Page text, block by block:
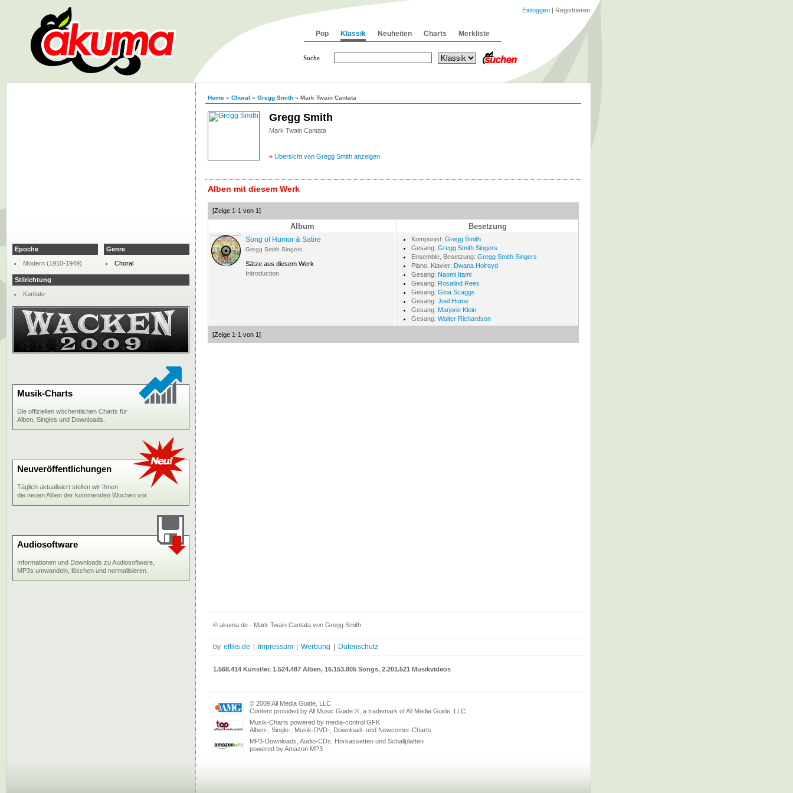
Home » Choral » Gregg Smith » Mark Twain Cantata
Gregg Smith
Mark Twain Cantata
» Übersicht von Gregg Smith anzeigen
Alben mit diesem Werk
[Zeige 1-1 von 1]
Album Besetzung
Song of Humor & Satire
Gregg Smith Singers
Sätze aus diesem Werk
Introduction
Komponist: Gregg Smith
Gesang: Gregg Smith Singers
Ensemble, Besetzung: Gregg Smith Singers
Piano, Klavier: Dwana Holroyd
Gesang: Naomi Itami
Gesang: Rosalind Rees
Gesang: Gina Scaggs
Gesang: Joel Hume
Gesang: Marjorie Klein
Gesang: Walter Richardson
[Zeige 1-1 von 1]
Epoche
Modern (1910-1949)
Genre
Choral
Stilrichtung
Kantate
Musik-Charts
Die offiziellen wöchentlichen Charts für
Alben, Singles und Downloads.
Neuveröffentlichungen
Täglich aktualisiert stellen wir Ihnen
die neuen Alben der kommenden Wochen vor.
Audiosoftware
Informationen und Downloads zu Audiosoftware,
MP3s umwandeln, löschen und normalisieren.
© akuma.de - Mark Twain Cantata von Gregg Smith
by effiks.de Impressum Werbung Datenschutz
1.568.414 Künstler, 1.524.487 Alben, 16.153.805 Songs, 2.201.521 Musikvideos
© 2009 All Media Guide, LLC
Content provided by All Music Guide ®, a trademark of All Media Guide, LLC.
Musik-Charts powered by media-control GFK
Alben-, Single-, Musik-DVD-, Download- und Newcomer-Charts
MP3-Downloads, Audio-CDs, Hörkassetten und Schallplatten
powered by Amazon MP3
Pop Klassik Neuheiten Charts Merkliste
Einloggen | Registrieren
Suche